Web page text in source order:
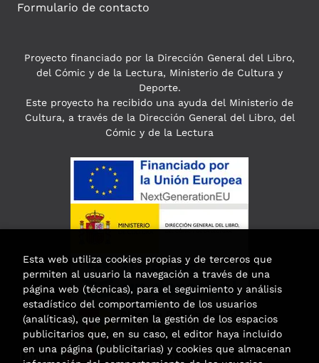
Formulario de contacto
Proyecto financiado por la Dirección General del Libro,
del Cómic y de la Lectura, Ministerio de Cultura y
Deporte.
Este proyecto ha recibido una ayuda del Ministerio de
Cultura, a través de la Dirección General del Libro, del
Cómic y de la Lectura
Esta actividad ha recibido una ayuda
Esta web utiliza cookies propias y de terceros que
permiten al usuario la navegación a través de una
página web (técnicas), para el seguimiento y análisis
estadístico del comportamiento de los usuarios
(analíticas), que permiten la gestión de los espacios
publicitarios que, en su caso, el editor haya incluido
en una página (publicitarias) y cookies que almacenan